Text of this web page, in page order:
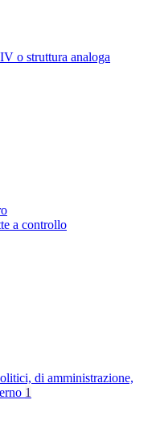
o struttura analoga
a controllo
di amministrazione,
1